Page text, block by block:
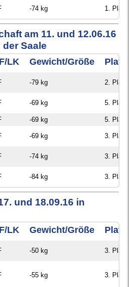
-74 kg 1. Platz
am 11. und 12.06.16
Saale
LK Gewicht/Größe
-79 kg 2. Platz
-69 kg 5. Platz
-69 kg
5. Platz
-69 kg 3. Platz
-74 kg 3. Platz
-84 kg 3. Platz
und 18.09.16 in
LK Gewicht/Größe
-50 kg 3. Platz
-55 kg 3. Platz